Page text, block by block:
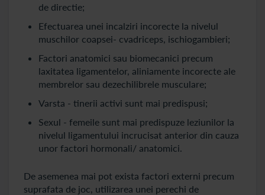
de directie;
Efectuarea unei incalziri incorecte la nivelul
muschilor coapsei- cvadriceps, ischiogambieri;
Factori anatomici sau biomecanici precum
laxitatea ligamentelor, aliniamente incorecte ale
membrelor sau dezechilibrele musculare;
Varsta - tinerii activi sunt mai predispusi;
Sexul - femeile sunt mai predispuze leziunilor la
nivelul ligamentului incrucisat anterior din cauza
unor factori hormonali/ anatomici.
De asemenea mai pot exista factori externi precum
suprafata de joc, utilizarea unei perechi de